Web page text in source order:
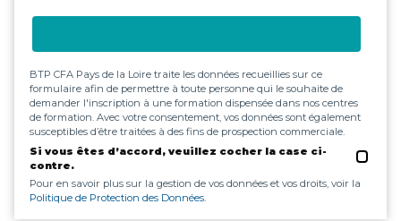
BTP CFA Pays de la Loire traite les données recueillies sur ce
formulaire afin de permettre à toute personne qui le souhaite de
demander l'inscription à une formation dispensée dans nos centres
de formation. Avec votre consentement, vos données sont également
susceptibles d’être traitées à des fins de prospection commerciale.
Si vous êtes d’accord, veuillez cocher la case ci-
contre.
Pour en savoir plus sur la gestion de vos données et vos droits, voir la
Politique de Protection des Données.